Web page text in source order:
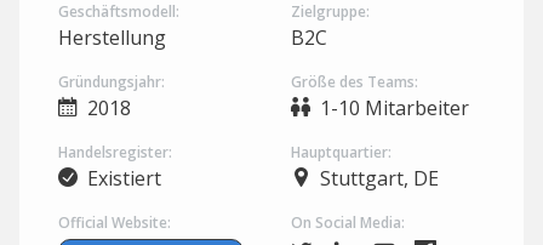
Geschäftsmodell:
Herstellung
Zielgruppe:
B2C
Gründungsjahr:
2018
Größe des Teams:
1-10 Mitarbeiter
Handelsregister:
Existiert
Hauptquartier:
Stuttgart, DE
Official Website: On Social Media: